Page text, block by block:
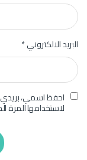
البريد الالكتروني*
احفظ اسمي، بريدي
لاستخدامها المرة